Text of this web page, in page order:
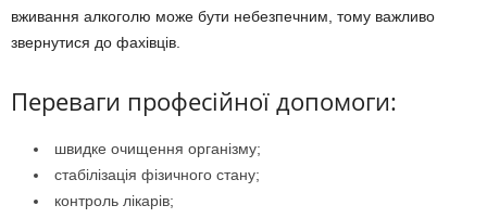
вживання алкоголю може бути небезпечним, тому важливо
звернутися до фахівців.
Переваги професійної допомоги:
швидке очищення організму;
стабілізація фізичного стану;
контроль лікарів;